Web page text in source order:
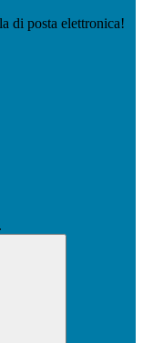
di posta elettronica!